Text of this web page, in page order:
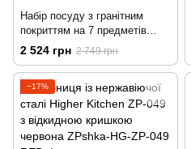
Набір посуду з гранітним
покриттям на 7 предметів
Higer Kitchen НК-315 Червоний
2 524 грн 2 749 грн
−17%